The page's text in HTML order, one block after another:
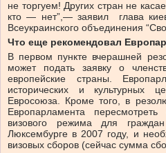
не торгуем! Других стран не
кто — нет”,— заявил глава
Всеукраинского объединения
Что еще рекомендовал
В первом пункте вчерашней
может подать заявку о
европейские страны.
исторических и культурных
Евросоюза. Кроме того, в
Европарламента
визового режима для
Люксембурге в 2007 году, и
визовых сборов (сейчас сумма